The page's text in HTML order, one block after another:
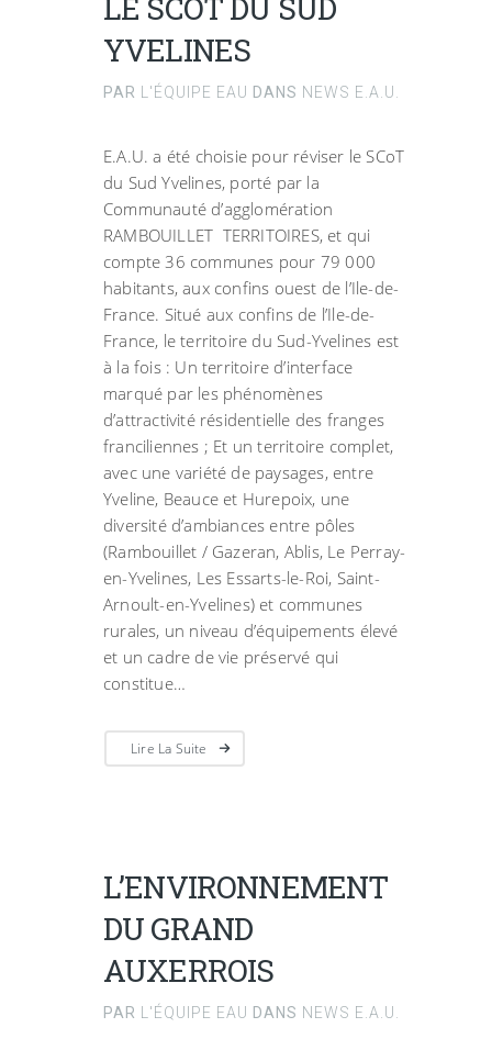
LE SCOT DU SUD
YVELINES
PAR L'ÉQUIPE EAU DANS NEWS E.A.U.
E.A.U. a été choisie pour réviser le SCoT
du Sud Yvelines, porté par la
Communauté d’agglomération
RAMBOUILLET TERRITOIRES, et qui
compte 36 communes pour 79 000
habitants, aux confins ouest de l’Ile-de-
France. Situé aux confins de l’Ile-de-
France, le territoire du Sud-Yvelines est
à la fois : Un territoire d’interface
marqué par les phénomènes
d’attractivité résidentielle des franges
franciliennes ; Et un territoire complet,
avec une variété de paysages, entre
Yveline, Beauce et Hurepoix, une
diversité d’ambiances entre pôles
(Rambouillet / Gazeran, Ablis, Le Perray-
en-Yvelines, Les Essarts-le-Roi, Saint-
Arnoult-en-Yvelines) et communes
rurales, un niveau d’équipements élevé
et un cadre de vie préservé qui
constitue…
Lire La Suite
L’ENVIRONNEMENT
DU GRAND
AUXERROIS
PAR L'ÉQUIPE EAU DANS NEWS E.A.U.